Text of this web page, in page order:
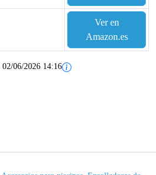
Ver en
Amazon.es
02/06/2026 14:16